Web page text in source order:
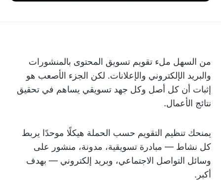
من السهل ملء تقويم تسويق المحتوى بالمنشورات
والبريد الإلكتروني والإعلانات. لكن الجزء الأصعب هو
إثبات أن كل أصل وكل جهد تسويقي يساهم في تحقيق
نتائج الأعمال.
يمنحك تنظيم التقويم حسب الحملة هيكلًا موحدًا يربط
كل نشاط — مبادرة تسويقية، مدونة، منشور على
وسائل التواصل الاجتماعي، وبريد إلكتروني — بهدف
أكبر.